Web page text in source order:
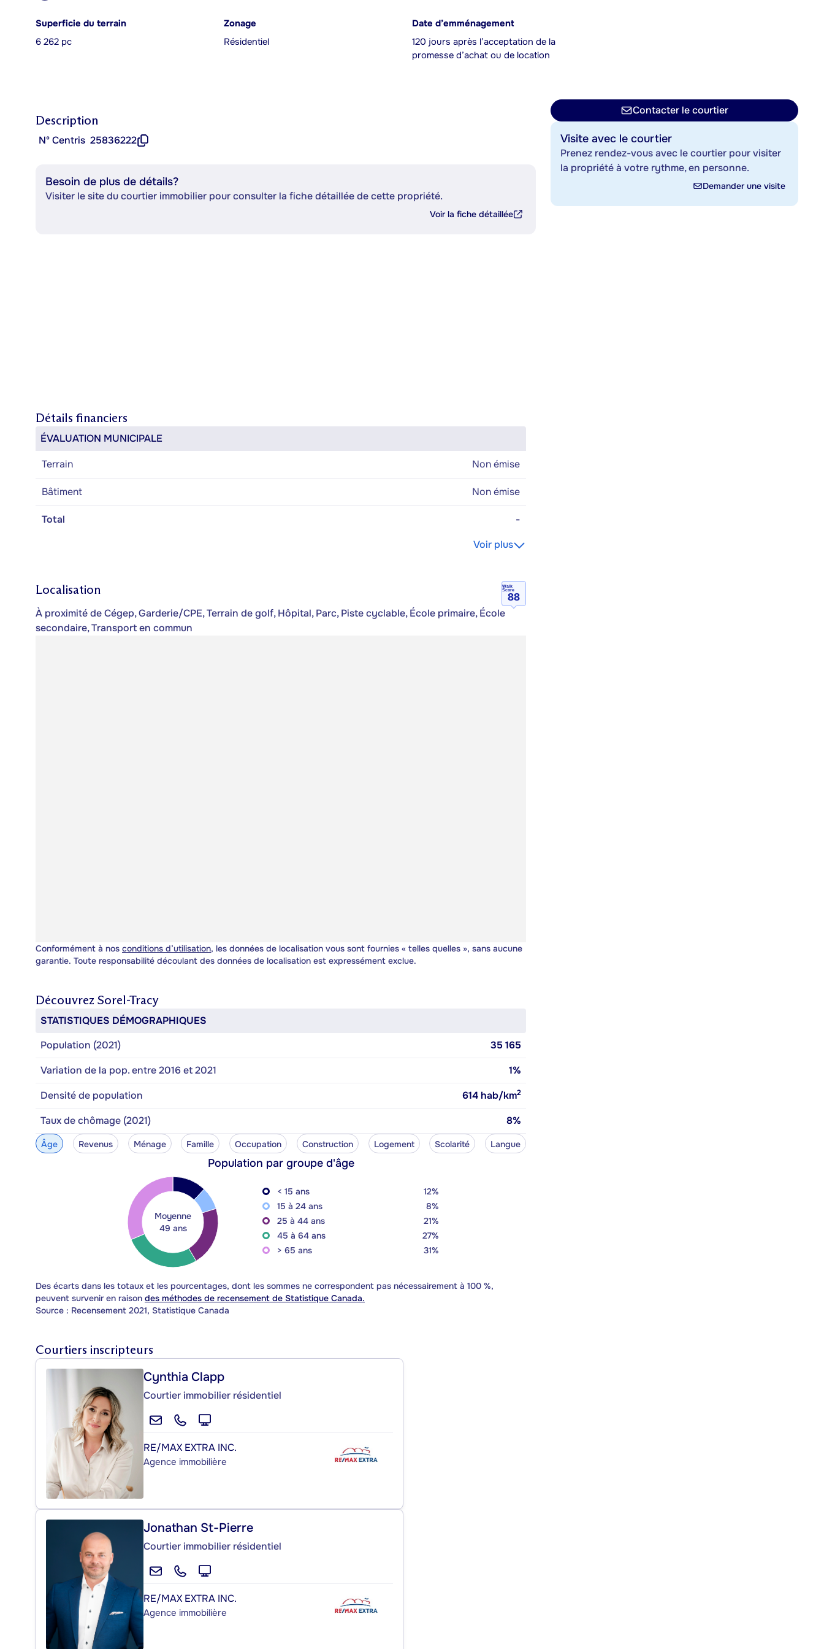
Superficie du terrain
6 262 pc
Zonage
Résidentiel
Date d’emménagement
120 jours après l’acceptation de la
promesse d’achat ou de location
Description
Nº Centris 25836222
Besoin de plus de détails?
Visiter le site du courtier immobilier pour consulter la fiche détaillée de cette propriété.
Voir la fiche détaillée
Détails financiers
ÉVALUATION MUNICIPALE
Terrain
Non émise
Bâtiment Non émise
Total
-
Voir plus
Localisation
Walk
Score
88
À proximité de Cégep, Garderie/CPE, Terrain de golf, Hôpital, Parc, Piste cyclable, École primaire, École
secondaire, Transport en commun
Conformément à nos conditions d’utilisation, les données de localisation vous sont fournies « telles quelles », sans aucune
garantie. Toute responsabilité découlant des données de localisation est expressément exclue.
Découvrez Sorel-Tracy
STATISTIQUES DÉMOGRAPHIQUES
Population (2021)
35 165
Variation de la pop. entre 2016 et 2021
1%
Densité de population
614 hab/km2
Taux de chômage (2021) 8%
Âge Revenus Ménage Famille Occupation Construction Logement Scolarité Langue
Population par groupe d'âge
Moyenne
49 ans
< 15 ans
12%
15 à 24 ans
8%
25 à 44 ans
21%
45 à 64 ans
27%
> 65 ans
31%
Des écarts dans les totaux et les pourcentages, dont les sommes ne correspondent pas nécessairement à 100 %,
peuvent survenir en raison des méthodes de recensement de Statistique Canada.
Source : Recensement 2021, Statistique Canada
Courtiers inscripteurs
Cynthia Clapp
Courtier immobilier résidentiel
RE/MAX EXTRA INC.
Agence immobilière
Jonathan St-Pierre
Courtier immobilier résidentiel
RE/MAX EXTRA INC.
Agence immobilière
Contacter le courtier
Visite avec le courtier
Prenez rendez-vous avec le courtier pour visiter
la propriété à votre rythme, en personne.
Demander une visite